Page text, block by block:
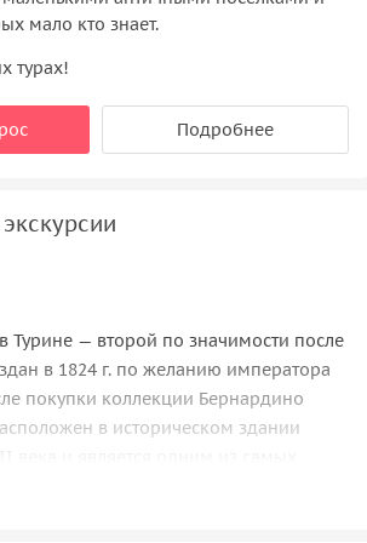
мало кто знает.
турах!
Подробнее
Турине — второй по значимости после
в 1824 г. по желанию императора
покупки коллекции Бернардино
в историческом здании
в мире.